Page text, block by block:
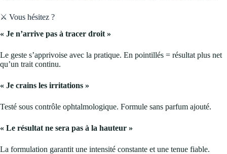
⚔️ Vous hésitez ?
« Je n’arrive pas à tracer droit »
Le geste s’apprivoise avec la pratique. En pointillés = résultat plus net
qu’un trait continu.
« Je crains les irritations »
Testé sous contrôle ophtalmologique. Formule sans parfum ajouté.
« Le résultat ne sera pas à la hauteur »
La formulation garantit une intensité constante et une tenue fiable.